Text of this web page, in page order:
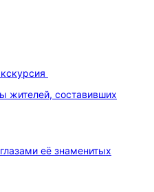
жителей, составивших